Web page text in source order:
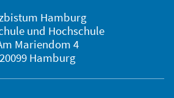
Hamburg
und Hochschule
Mariendom 4
20099 Hamburg